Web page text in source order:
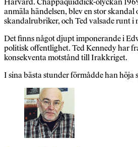
anmäla händelsen, blev en stor
skandalrubriker, och Ted valsade runt i
Det finns något djupt imponerande i
politisk offentlighet. Ted Kennedy har
konsekventa motstånd till Irakkriget.
I sina bästa stunder förmådde han